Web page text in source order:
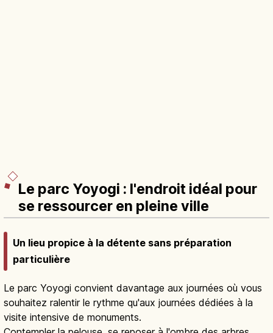
Le parc Yoyogi : l'endroit idéal pour
se ressourcer en pleine ville
Un lieu propice à la détente sans préparation
particulière
Le parc Yoyogi convient davantage aux journées où vous
souhaitez ralentir le rythme qu'aux journées dédiées à la
visite intensive de monuments.